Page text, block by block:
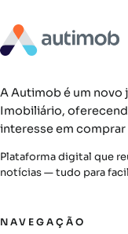
A Autimob é um novo
Imobiliário,
interesse em
Plataforma digital que
notícias — tudo para
NAVEGAÇÃO